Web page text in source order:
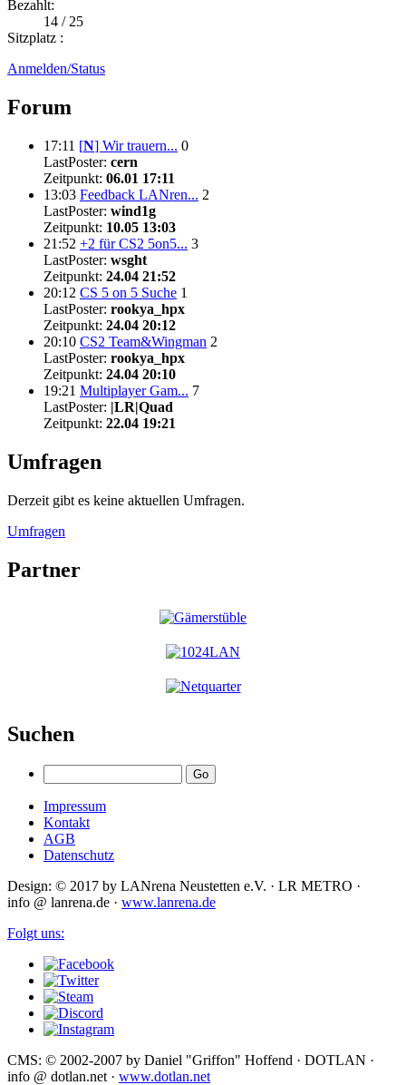
Bezahlt:
14 / 25
Sitzplatz :
Anmelden/Status
Forum
17:11 [N] Wir trauern... 0
LastPoster: cern
Zeitpunkt: 06.01 17:11
13:03 Feedback LANren... 2
LastPoster: wind1g
Zeitpunkt: 10.05 13:03
21:52 +2 für CS2 5on5... 3
LastPoster: wsght
Zeitpunkt: 24.04 21:52
20:12 CS 5 on 5 Suche 1
LastPoster: rookya_hpx
Zeitpunkt: 24.04 20:12
20:10 CS2 Team&Wingman 2
LastPoster: rookya_hpx
Zeitpunkt: 24.04 20:10
19:21 Multiplayer Gam... 7
LastPoster: |LR|Quad
Zeitpunkt: 22.04 19:21
Umfragen
Derzeit gibt es keine aktuellen Umfragen.
Umfragen
Partner
Suchen
Impressum
Kontakt
AGB
Datenschutz
Design: © 2017 by LANrena Neustetten e.V. · LR METRO ·
info @ lanrena.de · www.lanrena.de
Folgt uns:
CMS: © 2002-2007 by Daniel "Griffon" Hoffend · DOTLAN ·
info @ dotlan.net · www.dotlan.net